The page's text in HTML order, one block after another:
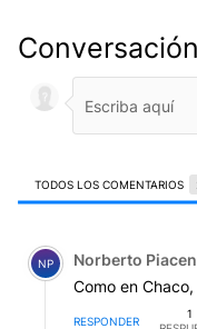
Conversación
TODOS LOS COMENTARIOS
Comentario de
NP Norberto
Como en
RESPONDER
1